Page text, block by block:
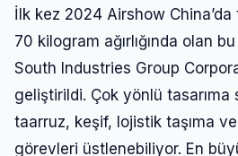
İlk kez 2024 Airshow China’da
70 kilogram ağırlığında olan
South Industries Group
geliştirildi. Çok yönlü tasarıma
taarruz, keşif, lojistik taşıma
görevleri üstlenebiliyor. En